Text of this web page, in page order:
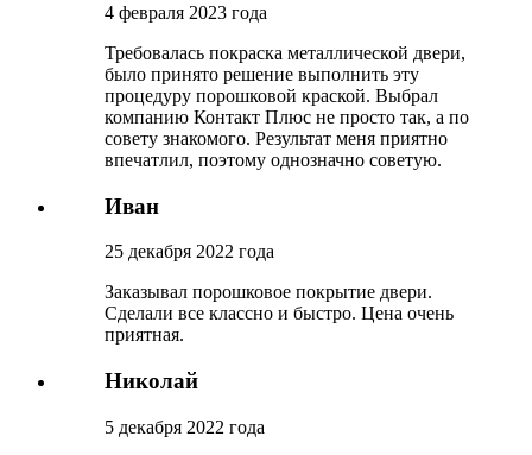
4 февраля 2023 года
Требовалась покраска металлической двери,
было принято решение выполнить эту
процедуру порошковой краской. Выбрал
компанию Контакт Плюс не просто так, а по
совету знакомого. Результат меня приятно
впечатлил, поэтому однозначно советую.
Иван
25 декабря 2022 года
Заказывал порошковое покрытие двери.
Сделали все классно и быстро. Цена очень
приятная.
Николай
5 декабря 2022 года